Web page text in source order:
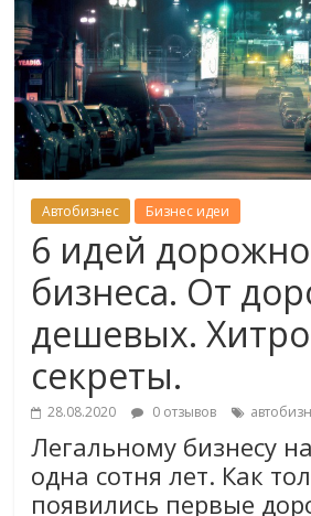
Автобизнес Бизнес идеи
6 идей
бизнеса. От
дешевых.
секреты.
28.08.2020 0 отзывов
Легальному бизнесу
одна сотня лет. Как
появились первые